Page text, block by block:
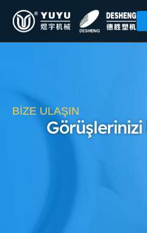
İçeriğe
atla
BİZE ULAŞIN